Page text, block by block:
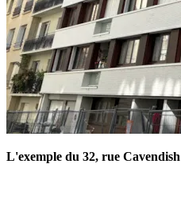
L'exemple du 32, rue Cavendish